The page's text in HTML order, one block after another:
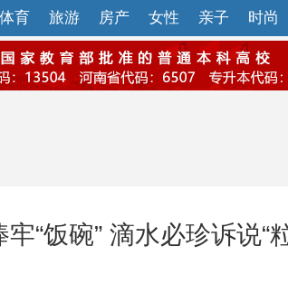
体育 旅游 房产 女性 亲子 时尚
“饭碗” 滴水必珍诉说“